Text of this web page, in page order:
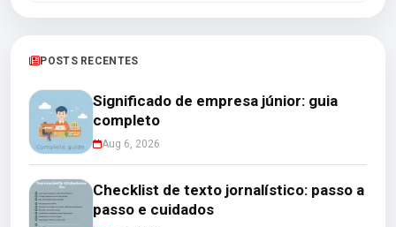
POSTS RECENTES
Significado de empresa júnior: guia
completo
Aug 6, 2026
Checklist de texto jornalístico: passo a
passo e cuidados